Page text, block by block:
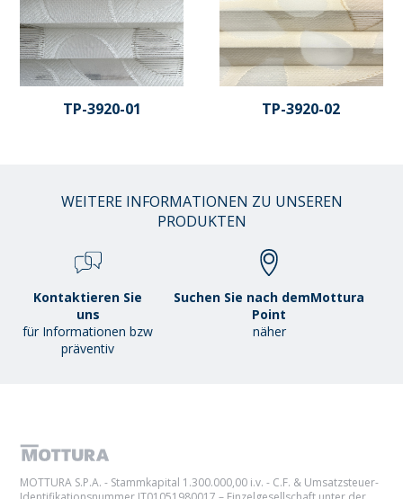
TP-3920-01 TP-3920-02
WEITERE INFORMATIONEN ZU UNSEREN
PRODUKTEN
Kontaktieren Sie
uns
für Informationen bzw
präventiv
Suchen Sie nach demMottura
Point
näher
MOTTURA S.P.A. - Stammkapital 1.300.000,00 i.v. - C.F. & Umsatzsteuer-